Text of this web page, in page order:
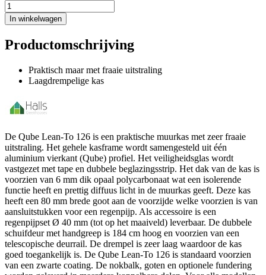
In winkelwagen
Productomschrijving
Praktisch maar met fraaie uitstraling
Laagdrempelige kas
De Qube Lean-To 126 is een praktische muurkas met zeer fraaie
uitstraling. Het gehele kasframe wordt samengesteld uit één
aluminium vierkant (Qube) profiel. Het veiligheidsglas wordt
vastgezet met tape en dubbele beglazingsstrip. Het dak van de kas is
voorzien van 6 mm dik opaal polycarbonaat wat een isolerende
functie heeft en prettig diffuus licht in de muurkas geeft. Deze kas
heeft een 80 mm brede goot aan de voorzijde welke voorzien is van
aansluitstukken voor een regenpijp. Als accessoire is een
regenpijpset Ø 40 mm (tot op het maaiveld) leverbaar. De dubbele
schuifdeur met handgreep is 184 cm hoog en voorzien van een
telescopische deurrail. De drempel is zeer laag waardoor de kas
goed toegankelijk is. De Qube Lean-To 126 is standaard voorzien
van een zwarte coating. De nokbalk, goten en optionele fundering